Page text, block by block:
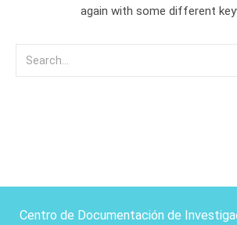
again with some different
Centro de Documentación de